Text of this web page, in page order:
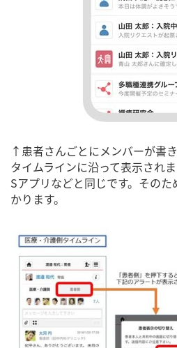
↑患者さんごとにメンバーが書
タイムラインに沿って表示され
Sアプリなどと同じです。その
かります。